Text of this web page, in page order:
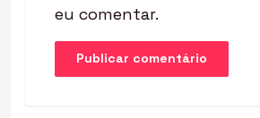
eu comentar.